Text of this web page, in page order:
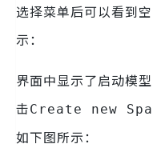
选择菜单后可以看到
示：
界面中显示了启动模
击Create new
如下图所示：